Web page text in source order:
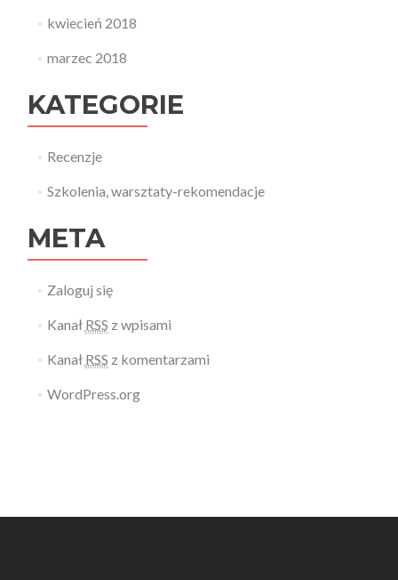
kwiecień 2018
marzec 2018
KATEGORIE
Recenzje
Szkolenia, warsztaty-rekomendacje
META
Zaloguj się
Kanał RSS z wpisami
Kanał RSS z komentarzami
WordPress.org